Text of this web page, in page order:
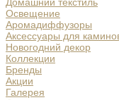
Освещение
Аромадиффузоры
Аксессуары для
Новогодний декор
Коллекции
Бренды
Акции
Галерея